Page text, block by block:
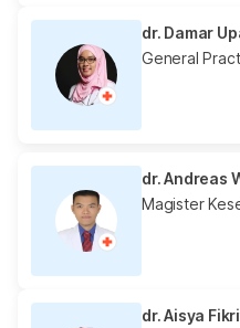
dr. Damar
General
dr. Andreas
Magister
dr. Aisya